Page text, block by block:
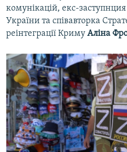
комунікацій, екс-
України та співавторка
реінтеграції Криму Аліна